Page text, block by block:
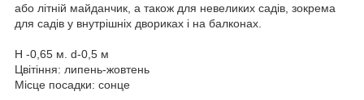
або літній майданчик, а також для невеликих садів, зокрема
для садів у внутрішніх двориках і на балконах.
Н -0,65 м. d-0,5 м
Цвітіння: липень-жовтень
Місце посадки: сонце